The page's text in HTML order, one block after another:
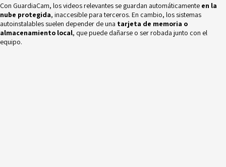
Con GuardiaCam, los videos relevantes se guardan automáticamente en la
nube protegida, inaccesible para terceros. En cambio, los sistemas
autoinstalables suelen depender de una tarjeta de memoria o
almacenamiento local, que puede dañarse o ser robada junto con el
equipo.